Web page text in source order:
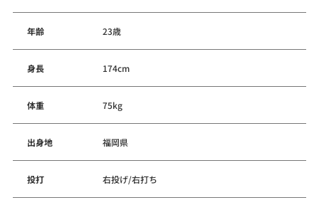
年齢 23歳
身長 174cm
体重 75kg
出身地 福岡県
投打 右投げ/右打ち